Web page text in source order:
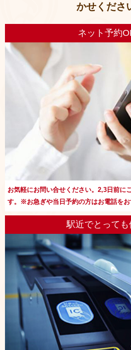
かせくださ
ネット予約
お気軽にお問い合せください。2,3日前に
す。※お急ぎや当日予約の方はお電話をお
駅近でとっても